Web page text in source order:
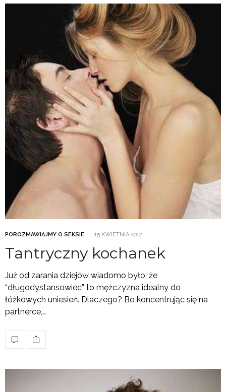
POROZMAWIAJMY O SEKSIE 15 KWIETNIA 2012
Tantryczny kochanek
Już od zarania dziejów wiadomo było, że
“długodystansowiec” to mężczyzna idealny do
łóżkowych uniesień. Dlaczego? Bo koncentrując się na
partnerce,…